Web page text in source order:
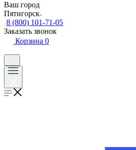
Ваш город
Пятигорск
8 (800) 101-71-05
Заказать звонок
Корзина 0